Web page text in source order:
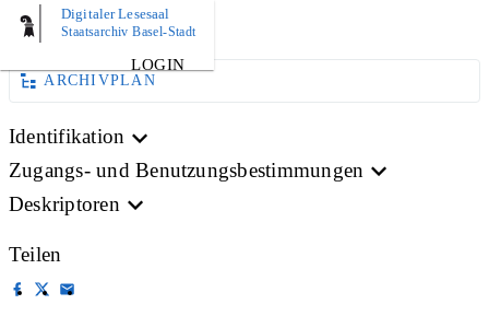
Digitaler Lesesaal
Staatsarchiv Basel-Stadt
LOGIN
BILD
ARCHIVPLAN
Identifikation
Zugangs- und Benutzungsbestimmungen
Deskriptoren
Teilen